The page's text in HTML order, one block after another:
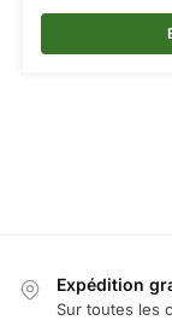
Expédition
Sur toutes les